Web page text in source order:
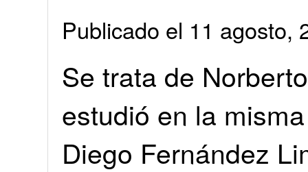
Publicado el 11 agosto,
Se trata de
estudió en la
Diego Fernández